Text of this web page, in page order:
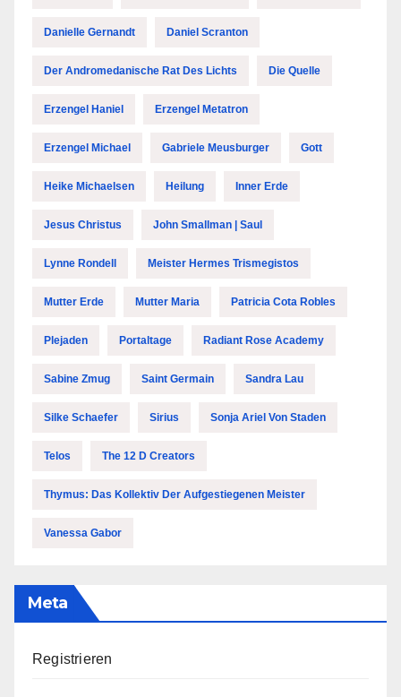
Danielle Gernandt Daniel Scranton
Der Andromedanische Rat Des Lichts Die Quelle
Erzengel Haniel Erzengel Metatron
Erzengel Michael Gabriele Meusburger Gott
Heike Michaelsen Heilung Inner Erde
Jesus Christus John Smallman | Saul
Lynne Rondell Meister Hermes Trismegistos
Mutter Erde Mutter Maria Patricia Cota Robles
Plejaden Portaltage Radiant Rose Academy
Sabine Zmug Saint Germain Sandra Lau
Silke Schaefer Sirius Sonja Ariel Von Staden
Telos The 12 D Creators
Thymus: Das Kollektiv Der Aufgestiegenen Meister
Vanessa Gabor
Meta
Registrieren